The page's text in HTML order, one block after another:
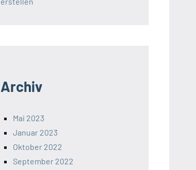
Archiv
Mai 2023
Januar 2023
Oktober 2022
September 2022